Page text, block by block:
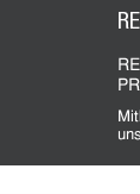
Mithilfe eines Links in allen unseren E-Mails können Sie den Newsletter jederzeit wieder abbestellen. Bitte lesen Sie hierzu